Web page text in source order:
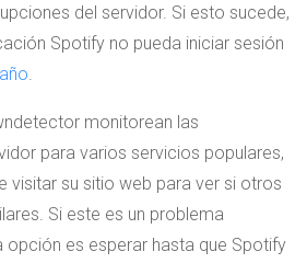
del servidor. Si esto sucede,
Spotify no pueda iniciar sesión
monitorean las
para varios servicios populares,
visitar su sitio web para ver si otros
Si este es un problema
opción es esperar hasta que Spotify